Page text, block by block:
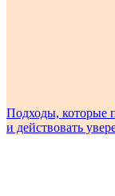
Подходы, которые
и действовать